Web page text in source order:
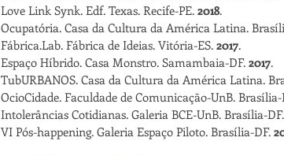
Love Link Synk. Edf. Texas. Recife-PE. 2018.
Ocupatória. Casa da Cultura da América Latina.
Fábrica.Lab. Fábrica de Ideias. Vitória-ES. 2017.
Espaço Híbrido. Casa Monstro. Samambaia-DF. 2017.
TubURBANOS. Casa da Cultura da América Latina.
OcioCidade. Faculdade de Comunicação-UnB. Brasília-
Intolerâncias Cotidianas. Galeria BCE-UnB. Brasília-DF.
VI Pós-happening. Galeria Espaço Piloto. Brasília-DF.